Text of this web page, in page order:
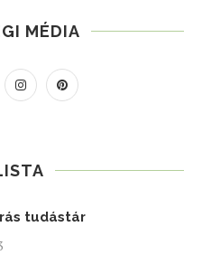
MÉDIA
tudástár